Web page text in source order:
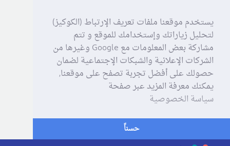
يستخدم موقعنا ملفات تعريف الإرتباط (الكوكيز)
لتحليل زياراتك وإستخدامك للموقع و تتم
مشاركة بعض المعلومات مع Google وغيرها من
الشركات الإعلانية والشبكات الإجتماعية لضمان
حصولك على أفضل تجربة تصفح على موقعنا,
يمكنك معرفة المزيد عبر صفحة
سياسة الخصوصية
حسناً